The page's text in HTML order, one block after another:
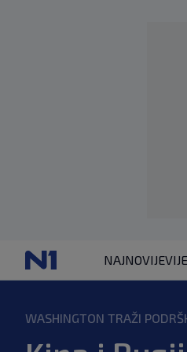
NAJNOVIJE
WASHINGTON TRAŽI